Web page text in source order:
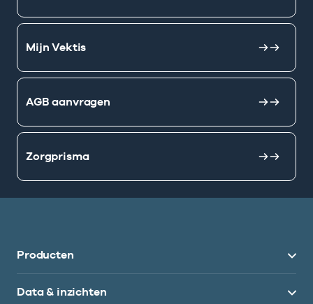
Mijn Vektis
AGB aanvragen
Zorgprisma
Producten
Data & inzichten